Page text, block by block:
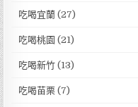
吃喝宜蘭 (27)
吃喝桃園 (21)
吃喝新竹 (13)
吃喝苗栗 (7)